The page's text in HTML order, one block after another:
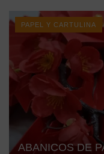
PAPEL Y CARTULINA
ABANICOS DE